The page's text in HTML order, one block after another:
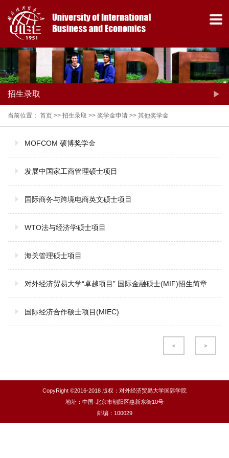
招生录取
当前位置： 首页 >> 招生录取 >> 奖学金申请 >> 其他奖学金
MOFCOM 硕博奖学金
发展中国家工商管理硕士项目
国际商务与跨境电商英文硕士项目
WTO法与经济学硕士项目
海关管理硕士项目
对外经济贸易大学“卓越项目” 国际金融硕士(MIF)招生简章
国际经济合作硕士项目(MIEC)
< >
CopyRight ©2016-2018 版权：对外经济贸易大学国际学院
地址：中国·北京市朝阳区惠新东街10号
邮编：100029